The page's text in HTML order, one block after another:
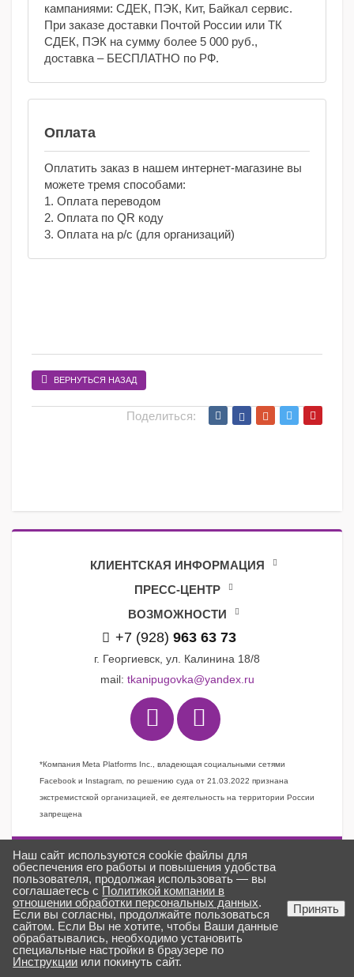
кампаниями: СДЕК, ПЭК, Кит, Байкал сервис.
При заказе доставки Почтой России или ТК
СДЕК, ПЭК на сумму более 5 000 руб.,
доставка – БЕСПЛАТНО по РФ.
Оплата
Оплатить заказ в нашем интернет-магазине вы
можете тремя способами:
1. Оплата переводом
2. Оплата по QR коду
3. Оплата на р/с (для организаций)
ВЕРНУТЬСЯ НАЗАД
Поделиться:
КЛИЕНТСКАЯ ИНФОРМАЦИЯ
ПРЕСС-ЦЕНТР
ВОЗМОЖНОСТИ
+7 (928) 963 63 73
г. Георгиевск, ул. Калинина 18/8
mail: tkanipugovka@yandex.ru
*Компания Meta Platforms Inc., владеющая социальными сетями
Facebook и Instagram, по решению суда от 21.03.2022 признана
экстремистской организацией, ее деятельность на территории России
запрещена
Задать вопрос
Заказать звонок
Создано вГИПЕРКУБ®
ткани «Пуговка» © 2025
Наш сайт используются cookie файлы для
обеспечения его работы и повышения удобства
пользователя, продолжая использовать — вы
соглашаетесь с Политикой компании в
отношении обработки персональных данных.
Если вы согласны, продолжайте пользоваться
сайтом. Если Вы не хотите, чтобы Ваши данные
обрабатывались, необходимо установить
специальные настройки в браузере по
Инструкции или покинуть сайт.
Принять